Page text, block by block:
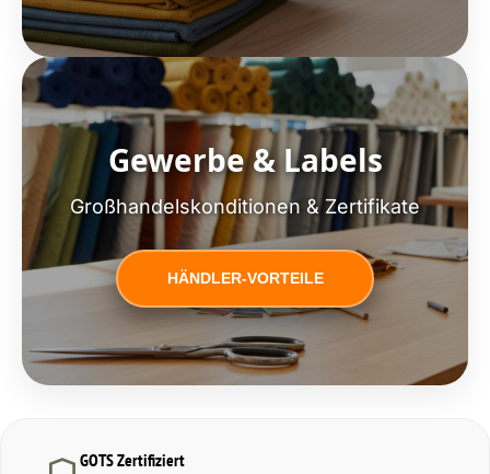
Gewerbe & Labels
Großhandelskonditionen & Zertifikate
HÄNDLER-VORTEILE
GOTS Zertifiziert